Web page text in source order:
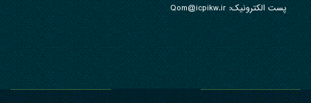
پست الکترونیک: Qom@icpikw.ir